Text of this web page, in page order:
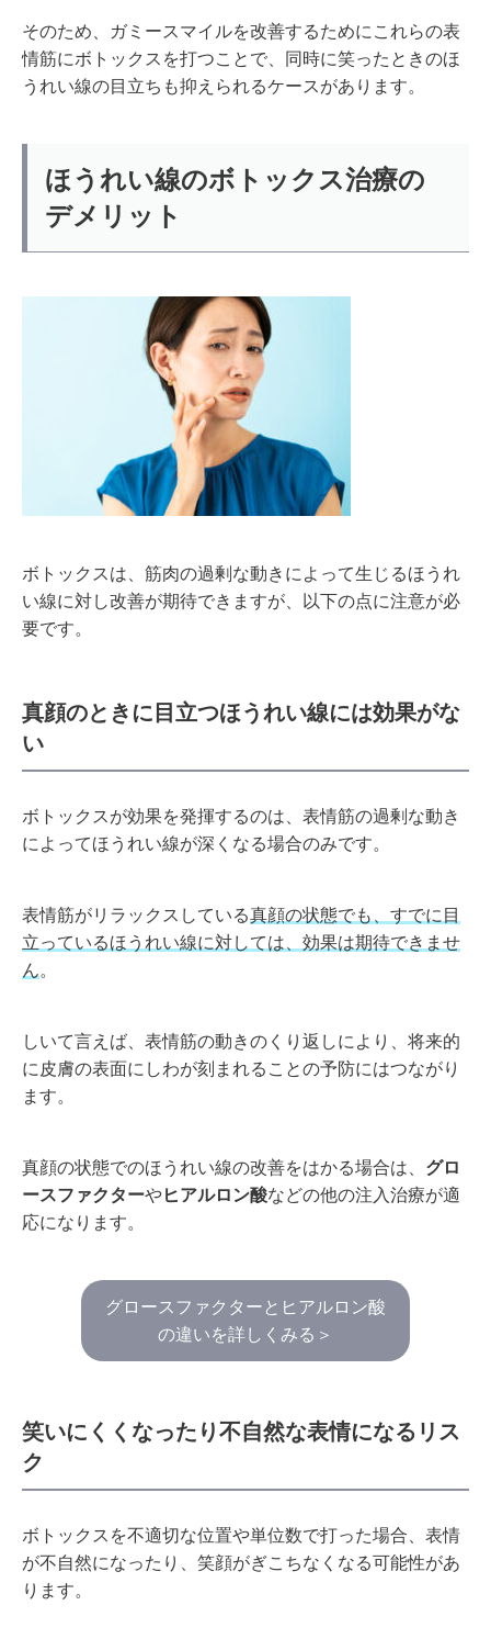
そのため、ガミースマイルを改善するためにこれらの表
情筋にボトックスを打つことで、同時に笑ったときのほ
うれい線の目立ちも抑えられるケースがあります。
ほうれい線のボトックス治療の
デメリット
ボトックスは、筋肉の過剰な動きによって生じるほうれ
い線に対し改善が期待できますが、以下の点に注意が必
要です。
真顔のときに目立つほうれい線には効果がな
い
ボトックスが効果を発揮するのは、表情筋の過剰な動き
によってほうれい線が深くなる場合のみです。
表情筋がリラックスしている真顔の状態でも、すでに目
立っているほうれい線に対しては、効果は期待できませ
ん。
しいて言えば、表情筋の動きのくり返しにより、将来的
に皮膚の表面にしわが刻まれることの予防にはつながり
ます。
真顔の状態でのほうれい線の改善をはかる場合は、 グロ
ースファクターやヒアルロン酸などの他の注入治療が適
応になります。
グロースファクターとヒアルロン酸
の違いを詳しくみる＞
笑いにくくなったり不自然な表情になるリス
ク
ボトックスを不適切な位置や単位数で打った場合、表情
が不自然になったり、笑顔がぎこちなくなる可能性があ
ります。